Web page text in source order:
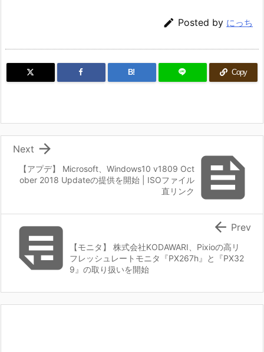
 Posted by にっち
B! Copy

【アプデ】 Microsoft、Windows10 v1809 Oct
ober 2018 Updateの提供を開始 | ISOファイル
直リンク

Next
 【モニタ】 株式会社KODAWARI、Pixioの高リ
フレッシュレートモニタ『PX267h』と『PX32
9』の取り扱いを開始
 Prev